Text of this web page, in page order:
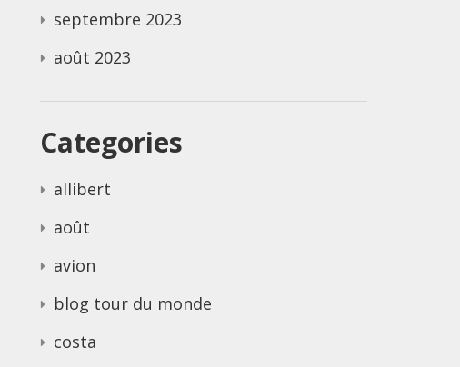
septembre 2023
août 2023
Categories
allibert
août
avion
blog tour du monde
costa